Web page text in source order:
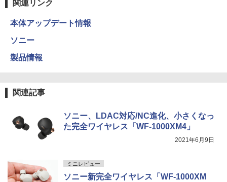
関連リンク
本体アップデート情報
ソニー
製品情報
関連記事
ソニー、LDAC対応/NC進化、小さくなっ
た完全ワイヤレス「WF-1000XM4」
2021年6月9日
ミニレビュー
ソニー新完全ワイヤレス「WF-1000XM